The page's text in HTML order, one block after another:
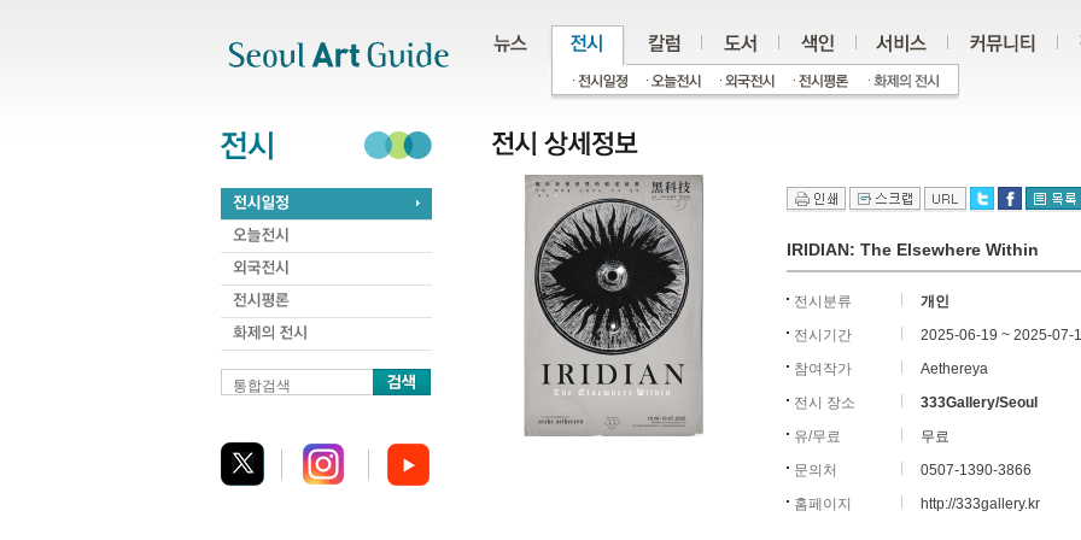
통합검색
IRIDIAN: The Elsewhere Within
전시분류
개인
전시기간
2025-06-19 ~ 2025-07-
참여작가
Aethereya
전시 장소
333Gallery/Seoul
유/무료
무료
문의처
0507-1390-3866
홈페이지
http://333gallery.kr